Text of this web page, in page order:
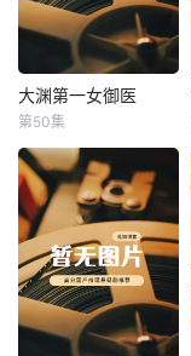
大渊第一女御医
大渊第一女御医
第50集